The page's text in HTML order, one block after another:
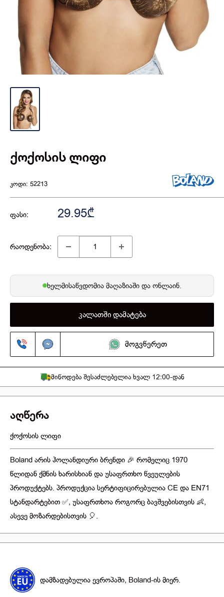
ქოქოსის ლიფი
კოდი: 52213
ფასი: 29.95₾
რაოდენობა:
ხელმისაწვდომია მაღაზიაში და ონლაინ.
კალათში დამატება
მოგვწერეთ
მიწოდება შესაძლებელია ხვალ 12:00-დან
აღწერა
ქოქოსის ლიფი
Boland არის ჰოლანდიური ბრენდი 🎉 რომელიც 1970
წლიდან ქმნის ხარისხიან და უსაფრთხო წვეულების
პროდუქტებს. პროდუქცია სერტიფიცირებულია CE და EN71
სტანდარტებით ✅, უსაფრთხოა როგორც ბავშვებისთვის 👶,
ასევე მოზარდებისთვის 🎈.
დამზადებულია ევროპაში, Boland-ის მიერ.